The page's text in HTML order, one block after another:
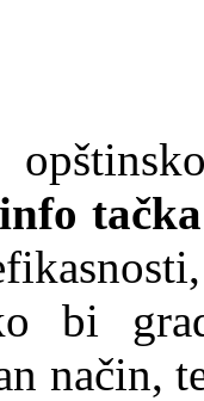
tačka
bi
način,